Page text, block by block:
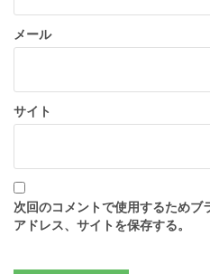
メール
サイト
次回のコメントで使用するためブ
アドレス、サイトを保存する。